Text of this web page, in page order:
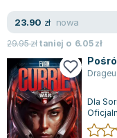
Książki o naukach
Książki do nauk
Książki do nauk
Książki do nauk
Prawo - książki dla
Technologia
Zarządzanie i
Bolesław Prus
Clive Cussler
Wanda Chotomska
Józef Ignacy
Clive Staples Lewis
Martyna
Melissa De la Cruz
23.90 zł nowa
29.95złtaniej o 6.05zł
Dla